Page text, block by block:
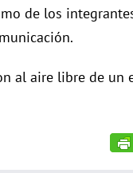
de los
al aire libre de un